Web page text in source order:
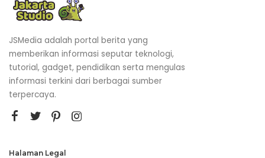
JSMedia adalah portal berita yang
memberikan informasi seputar teknologi,
tutorial, gadget, pendidikan serta mengulas
informasi terkini dari berbagai sumber
terpercaya.
Halaman Legal